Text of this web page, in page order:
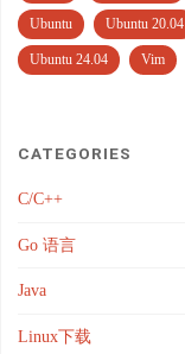
Ubuntu Ubuntu 20.04
Ubuntu 24.04 Vim
CATEGORIES
C/C++
Go 语言
Java
Linux下载